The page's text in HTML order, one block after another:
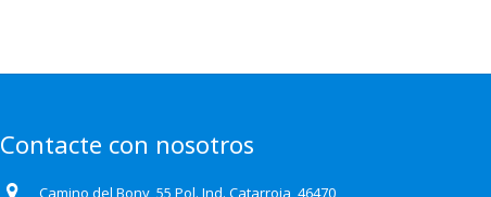
Contacte con nosotros
Camino del Bony, 55 Pol. Ind. Catarroja, 46470